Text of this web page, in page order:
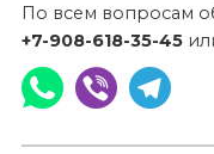
По всем вопросам
+7-908-618-35-45